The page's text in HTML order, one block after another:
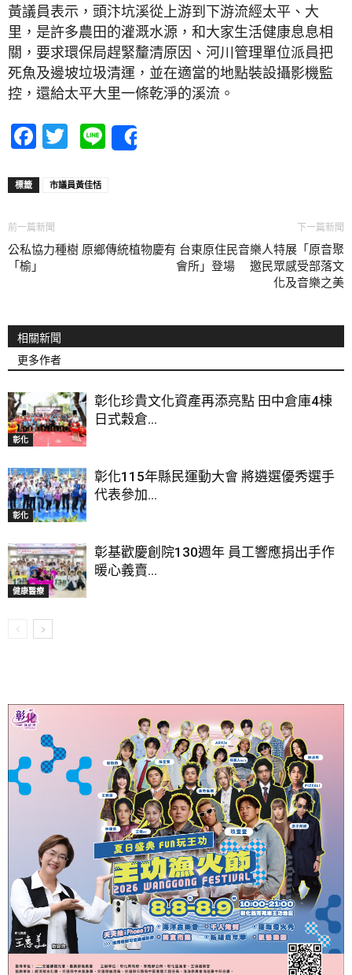
黃議員表示，頭汴坑溪從上游到下游流經太平、大
里，是許多農田的灌溉水源，和大家生活健康息息相
關，要求環保局趕緊釐清原因、河川管理單位派員把
死魚及邊坡垃圾清運，並在適當的地點裝設攝影機監
控，還給太平大里一條乾淨的溪流。
Facebook
Twitter
Line
標籤 市議員黃佳恬
前一篇新聞
公私協力種樹 原鄉傳統植物慶有
「榆」
下一篇新聞
台東原住民音樂人特展「原音聚
會所」登場 邀民眾感受部落文
化及音樂之美
相關新聞
更多作者
彰化
彰化珍貴文化資產再添亮點 田中倉庫4棟
日式穀倉...
彰化
彰化115年縣民運動大會 將遴選優秀選手
代表參加...
健康醫療
彰基歡慶創院130週年 員工響應捐出手作
暖心義賣...